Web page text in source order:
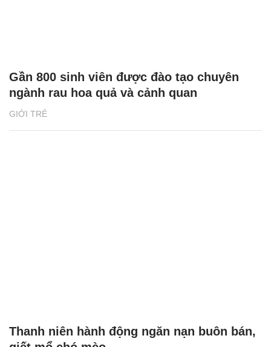
GIỚI TRẺ
Gần 800 sinh viên được đào tạo chuyên
ngành rau hoa quả và cảnh quan
Thanh niên hành động ngăn nạn buôn bán,